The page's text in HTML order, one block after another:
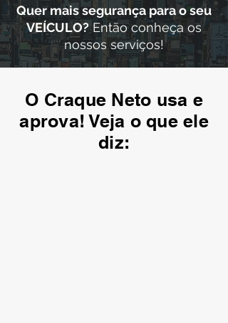
Quer mais segurança para o seu
VEÍCULO?Então conheça os
nossos serviços!
O Craque Neto usa e
aprova! Veja o que ele
diz: